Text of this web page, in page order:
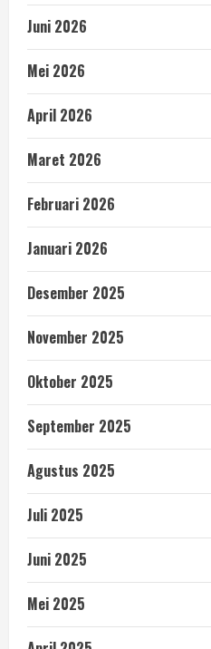
Juni 2026
Mei 2026
April 2026
Maret 2026
Februari 2026
Januari 2026
Desember 2025
November 2025
Oktober 2025
September 2025
Agustus 2025
Juli 2025
Juni 2025
Mei 2025